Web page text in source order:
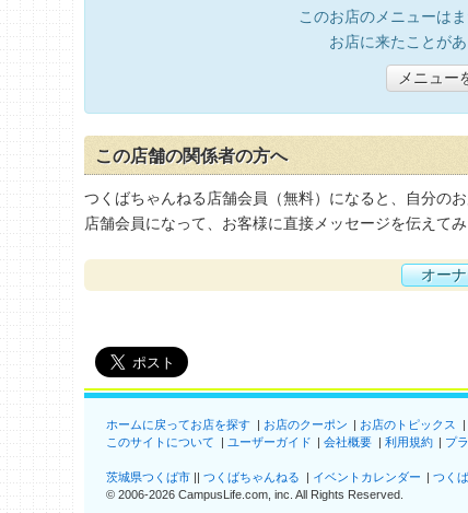
このお店のメニューは
お店に来たことが
メニュー
この店舗の関係者の方へ
つくばちゃんねる店舗会員（無料）になると、自分の
店舗会員になって、お客様に直接メッセージを伝えて
オー
ホームに戻ってお店を探す お店のクーポン お店のトピックス
このサイトについて
ユーザーガイド 会社概要 利用規約 プ
茨城県つくば市 つくばちゃんねる イベントカレンダー つく
© 2006-2026 CampusLife.com, inc. All Rights Reserved